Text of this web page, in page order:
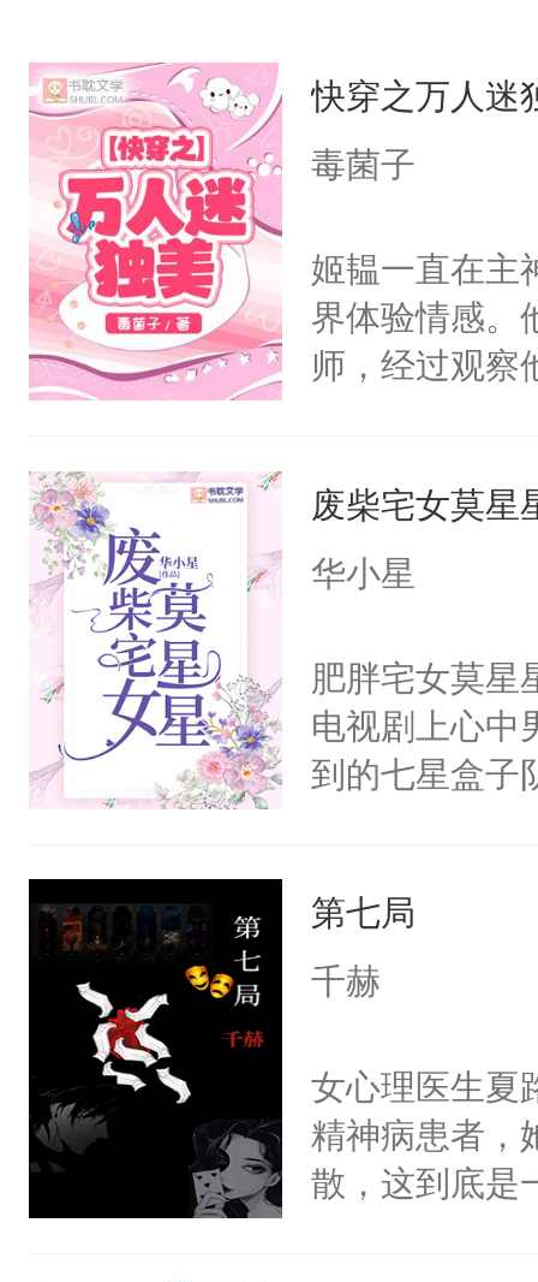
快穿之万人迷
毒菌子
姬韫一直在主
界体验情感。
师，经过观察
义，他决定参
凌，帮助女主
有血缘的弟弟
不喜欢我，是
意的校霸学生
其实我也可以
的。本文是万
美。
废柴宅女莫星
华小星
肥胖宅女莫星
电视剧上心中
到的七星盒子
重生，莫星星
体，在莫星星
流苏容貌冠
宫宴上见到三
竭虑，但异域
宴包裹里，有
第七局
千赫
女心理医生夏
精神病患者，
散，这到底是